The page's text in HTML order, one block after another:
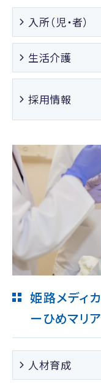
入所（児・者）
生活介護
採用情報
姫路メディ
ーひめマリア
人材育成